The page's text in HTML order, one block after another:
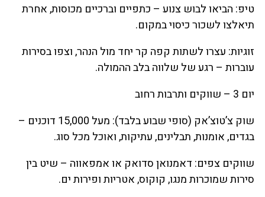
טיפ: הביאו לבוש צנוע – כתפיים וברכיים מכוסות, אחרת
תיאלצו לשכור כיסוי במקום.
זוגיות: עצרו לשתות קפה קר יחד מול הנהר, וצפו בסירות
עוברות – רגע של שלווה בלב ההמולה.
יום 3 – שווקים ותרבות רחוב
שוק צ’טוצ’אק (סופי שבוע בלבד): מעל 15,000 דוכנים –
בגדים, אומנות, תבלינים, עתיקות, ואוכל מכל סוג.
שווקים צפים: דאמנואן סדואק או אמפאווה – שיט בין
סירות שמוכרות מנגו, קוקוס, אטריות ופירות ים.